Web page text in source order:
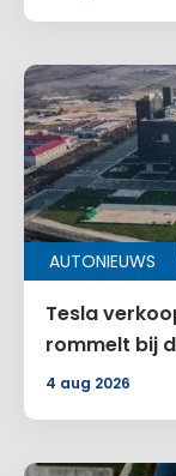
AUTONIEUWS
Tesla
rommelt bij
4 aug 2026